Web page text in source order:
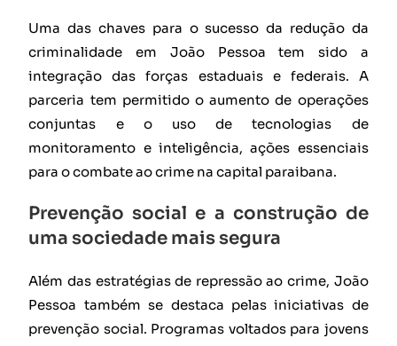
Uma das chaves para o sucesso da redução da
criminalidade em João Pessoa tem sido a
integração das forças estaduais e federais. A
parceria tem permitido o aumento de operações
conjuntas e o uso de tecnologias de
monitoramento e inteligência, ações essenciais
para o combate ao crime na capital paraibana.
Prevenção social e a construção de
uma sociedade mais segura
Além das estratégias de repressão ao crime, João
Pessoa também se destaca pelas iniciativas de
prevenção social. Programas voltados para jovens